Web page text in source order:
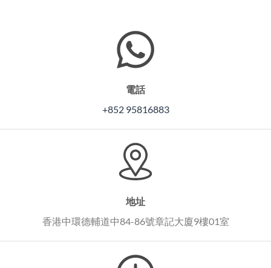
電話
+852 95816883
地址
香港中環德輔道中84-86號章記大廈9樓01室